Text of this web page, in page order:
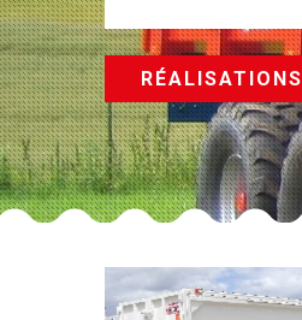
RÉALISATIONS